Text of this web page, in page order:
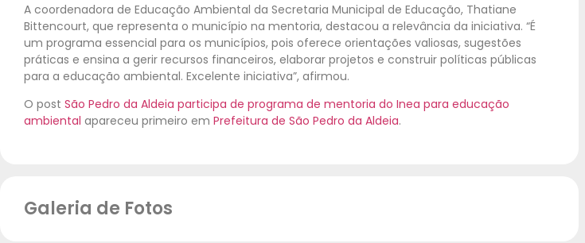
A coordenadora de Educação Ambiental da Secretaria Municipal de Educação, Thatiane
Bittencourt, que representa o município na mentoria, destacou a relevância da iniciativa. “É
um programa essencial para os municípios, pois oferece orientações valiosas, sugestões
práticas e ensina a gerir recursos financeiros, elaborar projetos e construir políticas públicas
para a educação ambiental. Excelente iniciativa”, afirmou.
O post São Pedro da Aldeia participa de programa de mentoria do Inea para educação
ambiental apareceu primeiro em Prefeitura de São Pedro da Aldeia.
Galeria de Fotos